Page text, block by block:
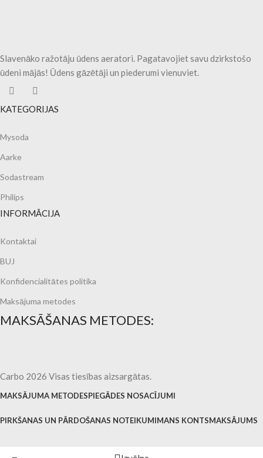
Slavenāko ražotāju ūdens aeratori. Pagatavojiet savu dzirkstošo
ūdeni mājās! Ūdens gāzētāji un piederumi vienuviet.
KATEGORIJAS
Mysoda
Aarke
Sodastream
Philips
INFORMĀCIJA
Kontaktai
BUJ
Konfidencialitātes politika
Maksājuma metodes
MAKSĀŠANAS METODES:
Carbo 2026 Visas tiesības aizsargātas.
MAKSĀJUMA METODESPIEGĀDES NOSACĪJUMI
PIRKŠANAS UN PĀRDOŠANAS NOTEIKUMIMANS KONTSMAKSĀJUMS